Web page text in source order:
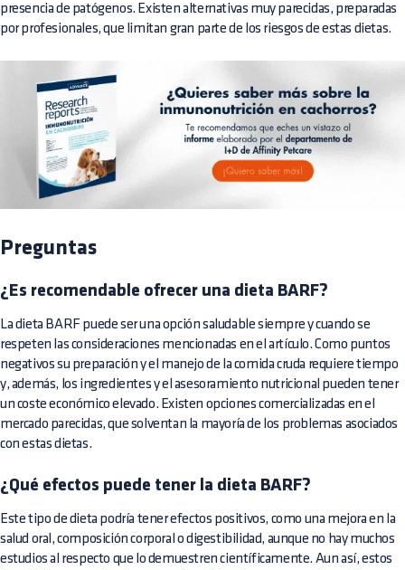
presencia de patógenos. Existen alternativas muy parecidas, preparadas
por profesionales, que limitan gran parte de los riesgos de estas dietas.
Preguntas
¿Es recomendable ofrecer una dieta BARF?
La dieta BARF puede ser una opción saludable siempre y cuando se
respeten las consideraciones mencionadas en el artículo. Como puntos
negativos su preparación y el manejo de la comida cruda requiere tiempo
y, además, los ingredientes y el asesoramiento nutricional pueden tener
un coste económico elevado. Existen opciones comercializadas en el
mercado parecidas, que solventan la mayoría de los problemas asociados
con estas dietas.
¿Qué efectos puede tener la dieta BARF?
Este tipo de dieta podría tener efectos positivos, como una mejora en la
salud oral, composición corporal o digestibilidad, aunque no hay muchos
estudios al respecto que lo demuestren científicamente. Aun así, estos